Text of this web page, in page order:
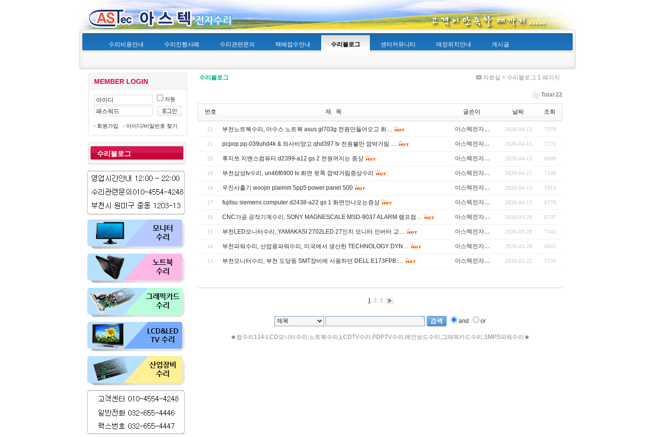
수리비용안내 수리진행사례 수리관련문의 택배접수안내 수리블로그 센터커뮤니티 매장위치안내 게시글
MEMBER LOGIN
자동
회원가입 아이디/비밀번호 찾기
수리블로그
수리블로그 자료실 > 수리블로그 1 페이지
Total 22
번호 제 목 글쓴이 날짜 조회
22 부천노트북수리, 아수스 노트북 asus gl703g 전원만들어오고 화… 아스텍전자… 2020-04-15 7370
21 pcpop pp-039uhd4k & 와사비망고 qhd397 tv 전원불만 깜박거림 … 아스텍전자… 2020-04-15 7171
20 후지쯔 지멘스컴퓨터 d2399-a12 gs 2 전원꺼지는 증상 아스텍전자… 2020-04-15 6909
19 부천삼성tv수리, un46f6900 tv 화면 윗쪽 깜박거림증상수리 아스텍전자… 2020-04-15 7240
18 우진사출기 woojin plaimm 5pp5 power panel 500 아스텍전자… 2020-04-15 7015
17 fujitsu siemens computer d2438-a22 gs 1 화면안나오는증상 아스텍전자… 2020-04-15 6778
16 CNC가공 공작기계수리, SONY MAGNESCALE MSD-9037 ALARM 램프점… 아스텍전자… 2020-03-28 6797
15 부천LED모니터수리, YAMAKASI 2702LED 27인치 모니터 인버터 교… 아스텍전자… 2020-03-28 7141
14 부천파워수리, 산업용파워수리, 미국에서 생산한 TECHNOLOGY DYN… 아스텍전자… 2020-03-28 6841
13 부천모니터수리, 부천 도당동 SMT장비에 사용하던 DELL E173FPB … 아스텍전자… 2020-03-22 7135
1 2 3
and or
★컴수리114-LCD모니터수리,노트북수리,LCDTV수리,PDPTV수리,메인보드수리,그래픽카드수리,SMPS파워수리★